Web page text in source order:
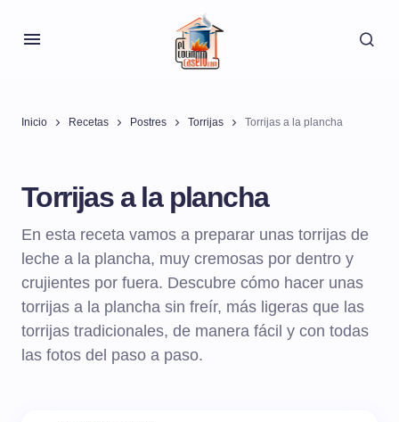
Inicio Recetas Postres Torrijas Torrijas a la plancha
Torrijas a la plancha
En esta receta vamos a preparar unas torrijas de
leche a la plancha, muy cremosas por dentro y
crujientes por fuera. Descubre cómo hacer unas
torrijas a la plancha sin freír, más ligeras que las
torrijas tradicionales, de manera fácil y con todas
las fotos del paso a paso.